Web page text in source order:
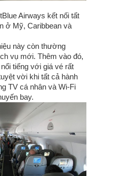
Airways kết nối tất
ở Mỹ, Caribbean và
này còn thường
vụ mới. Thêm vào đó,
tiếng với giá vé rất
vời khi tất cả hành
TV cá nhân và Wi-Fi
bay.